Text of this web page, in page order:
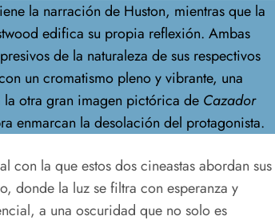
la narración de Huston, mientras que la
edifica su propia reflexión. Ambas
de la naturaleza de sus respectivos
un cromatismo pleno y vibrante, una
otra gran imagen pictórica de Cazador
enmarcan la desolación del protagonista.
con la que estos dos cineastas abordan sus
donde la luz se filtra con esperanza y
a una oscuridad que no solo es